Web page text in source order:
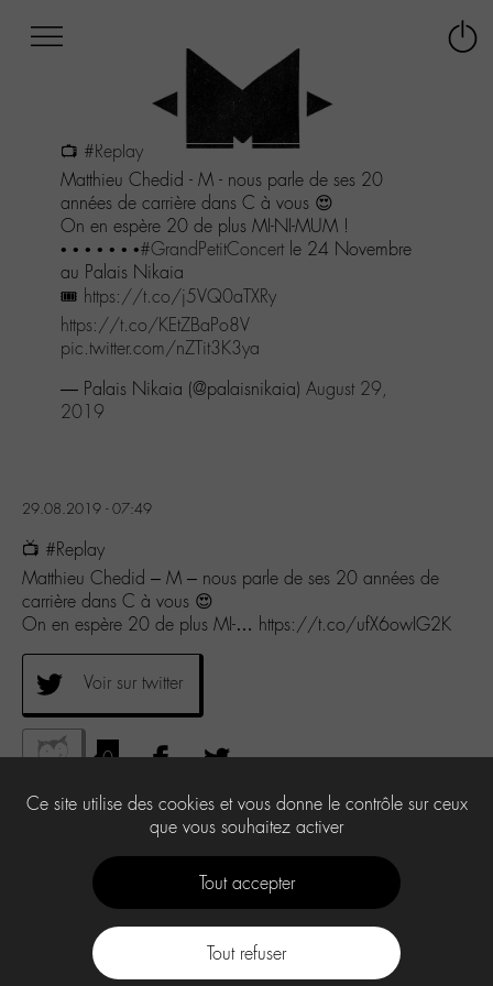
menu
Aller
au
contenu
Aller
recherche
📺 #Replay
Matthieu Chedid - M - nous parle de ses 20
années de carrière dans C à vous 😍
On en espère 20 de plus MI-NI-MUM !
• • • • • • •#GrandPetitConcert le 24 Novembre
au Palais Nikaia
🎟 https://t.co/j5VQ0aTXRy
https://t.co/KEtZBaPo8V
pic.twitter.com/nZTit3K3ya
— Palais Nikaia (@palaisnikaia) August 29,
2019
29.08.2019 - 07:49
📺 #Replay
Matthieu Chedid – M – nous parle de ses 20 années de
carrière dans C à vous 😍
On en espère 20 de plus MI-… https://t.co/ufX6owIG2K
Voir sur twitter
0
Ce site utilise des cookies et vous donne le contrôle sur ceux
que vous souhaitez activer
Tout accepter
Tout refuser